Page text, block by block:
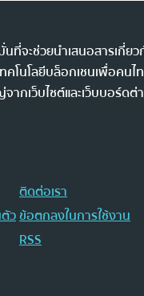
ที่จะช่วยนำเสนอสารเกี่ย
คโนโลยีบล็อกเชนเพื่อคนไ
กเว็บไซต์และเว็บบอร์ดต่
ติดต่อเรา
วข้อตกลงในการใช้งาน
RSS